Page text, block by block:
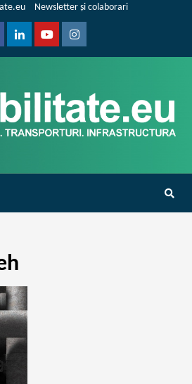
Newsletter și colaborari
LinkedinYoutubeInstagram